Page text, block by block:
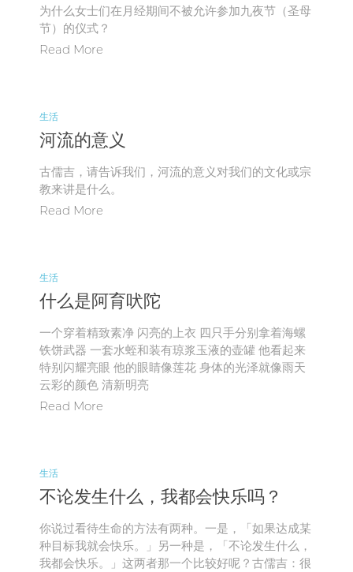
为什么女士们在月经期间不被允许参加九夜节（圣母
节）的仪式？
Read More
生活
河流的意义
古儒吉，请告诉我们，河流的意义对我们的文化或宗
教来讲是什么。
Read More
生活
什么是阿育吠陀
一个穿着精致素净 闪亮的上衣 四只手分别拿着海螺
铁饼武器 一套水蛭和装有琼浆玉液的壶罐 他看起来
特别闪耀亮眼 他的眼睛像莲花 身体的光泽就像雨天
云彩的颜色 清新明亮
Read More
生活
不论发生什么，我都会快乐吗？
你说过看待生命的方法有两种。一是，「如果达成某
种目标我就会快乐。」另一种是，「不论发生什么，
我都会快乐。」这两者那一个比较好呢？古儒吉：很